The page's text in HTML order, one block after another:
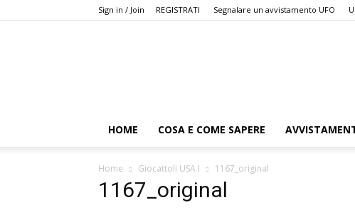
Sign in / Join REGISTRATI Segnalare un avvistamento UFO
HOME COSA E COME SAPERE
Home Giocattoli USA I 1167_original
1167_original